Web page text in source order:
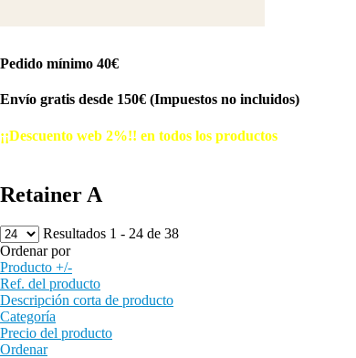
Pedido mínimo 40€
Envío gratis desde 150€ (Impuestos no incluidos)
¡¡Descuento web 2%!! en todos los productos
Retainer A
Resultados 1 - 24 de 38
Ordenar por
Producto +/-
Ref. del producto
Descripción corta de producto
Categoría
Precio del producto
Ordenar